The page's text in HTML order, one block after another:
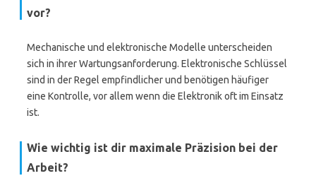
vor?
Mechanische und elektronische Modelle unterscheiden
sich in ihrer Wartungsanforderung. Elektronische Schlüssel
sind in der Regel empfindlicher und benötigen häufiger
eine Kontrolle, vor allem wenn die Elektronik oft im Einsatz
ist.
Wie wichtig ist dir maximale Präzision bei der
Arbeit?